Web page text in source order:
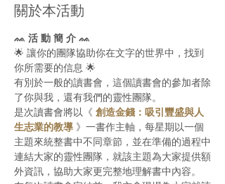
關於本活動
ᨐ 活 動 簡 介 ᨐ
🌟 讓你的團隊協助你在文字的世界中，找到
你所需要的信息 🌟
有別於一般的讀書會，這個讀書會的參加者除
了你與我，還有我們的靈性團隊。
是次讀書會將以《 創造金錢：吸引豐盛與人
生志業的教導 》一書作主軸，每星期以一個
主題來統整書中不同章節，並在準備的過程中
連結大家的靈性團隊，就該主題為大家提供額
外資訊，協助大家更完整地理解書中內容。